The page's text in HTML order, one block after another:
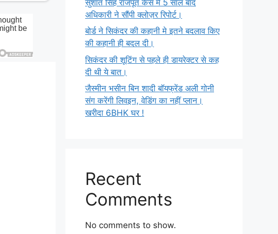
सुशांत सिंह राजपूत केस में 5 साल बाद
अधिकारी ने सौंपी क्लोज़र रिपोर्ट।
बोर्ड ने सिकंदर की कहानी मे इतने बदलाव किए
की कहानी ही बदल दी।
सिकंदर की शूटिंग से पहले ही डायरेक्टर से कह
दी थी ये बात।
जैस्मीन भसीन बिन शादी बॉयफ्रेंड अली गोनी
संग करेंगी लिवइन, वेडिंग का नहीं प्लान।
खरीदा 6BHK घर !
Recent
Comments
No comments to show.